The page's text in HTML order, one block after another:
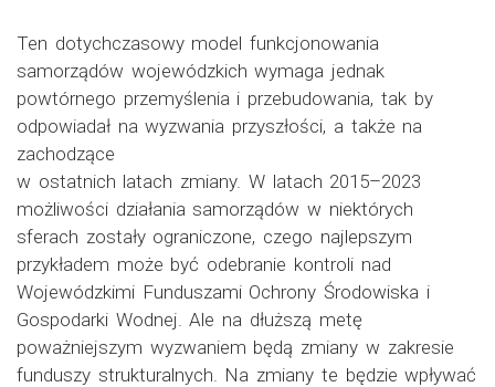
Ten dotychczasowy model funkcjonowania
samorządów wojewódzkich wymaga jednak
powtórnego przemyślenia i przebudowania, tak by
odpowiadał na wyzwania przyszłości, a także na
zachodzące
w ostatnich latach zmiany. W latach 2015–2023
możliwości działania samorządów w niektórych
sferach zostały ograniczone, czego najlepszym
przykładem może być odebranie kontroli nad
Wojewódzkimi Funduszami Ochrony Środowiska i
Gospodarki Wodnej. Ale na dłuższą metę
poważniejszym wyzwaniem będą zmiany w zakresie
funduszy strukturalnych. Na zmiany te będzie wpływać